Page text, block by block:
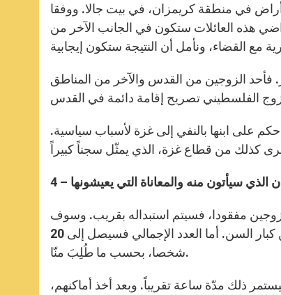
في منطقة كريمزان، في بيت جالا. ووفقا
هذه العائلات ستكون في الجانب الآخر من
فأحد الزوجين من القدس والآخر من المناطق
على ابنها بالنفي إلى غزة لأسباب سياسية.
مفقودا، فسيتم استبداله بقريب. وسوف
تكون هنالك أيضاً أسر شابة وغيرها متقدمة بالسن. سيكون هناك العديد من كبار السن. أما العدد الإجمالي فسيصل إلى 20
شخصا، بحسب ما طُلِبَ منّا.
ذلك مدّة ساعة تقريباً. وبعد أخذ أماكنهم،